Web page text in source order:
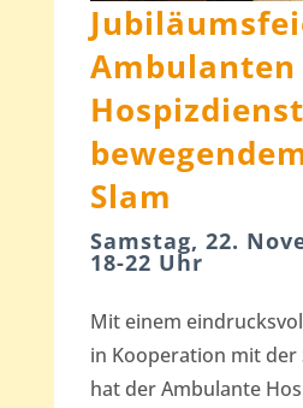
Ambulanten
Slam
Samstag, 22.
18-22 Uhr
Mit einem
in Kooperation mit
hat der Ambulante